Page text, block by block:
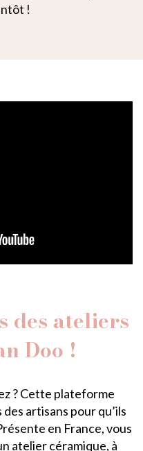
!
des ateliers
Doo !
? Cette plateforme
artisans pour qu’ils
en France, vous
atelier céramique, à